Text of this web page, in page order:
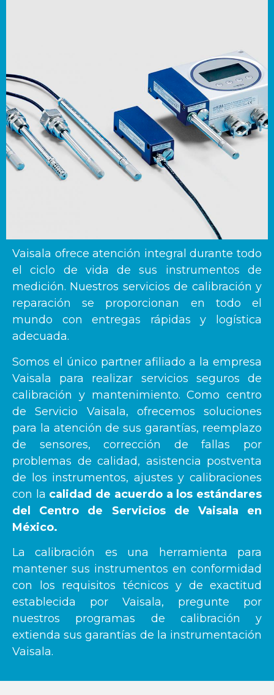
Vaisala ofrece atención integral durante todo
el ciclo de vida de sus instrumentos de
medición. Nuestros servicios de calibración y
reparación se proporcionan en todo el
mundo con entregas rápidas y logística
adecuada.
Somos el único partner afiliado a la empresa
Vaisala para realizar servicios seguros de
calibración y mantenimiento. Como centro
de Servicio Vaisala, ofrecemos soluciones
para la atención de sus garantías, reemplazo
de sensores, corrección de fallas por
problemas de calidad, asistencia postventa
de los instrumentos, ajustes y calibraciones
con la calidad de acuerdo a los estándares
del Centro de Servicios de Vaisala en
México.
La calibración es una herramienta para
mantener sus instrumentos en conformidad
con los requisitos técnicos y de exactitud
establecida por Vaisala, pregunte por
nuestros programas de calibración y
extienda sus garantías de la instrumentación
Vaisala.